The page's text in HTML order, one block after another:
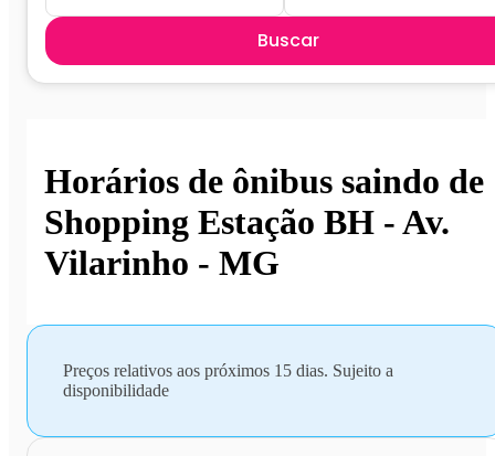
Buscar
Horários de ônibus saindo de
Shopping Estação BH - Av.
Vilarinho - MG
Preços relativos aos próximos 15 dias. Sujeito a
disponibilidade